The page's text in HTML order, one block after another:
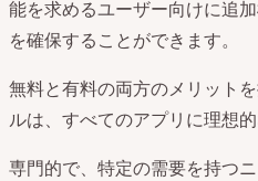
能を求めるユーザー向けに追
を確保することができます。
無料と有料の両方のメリット
ルは、すべてのアプリに理想
専門的で、特定の需要を持つ